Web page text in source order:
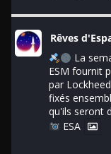
Rêves
La
ESM fournit
par
fixés
qu'ils seront
ESA